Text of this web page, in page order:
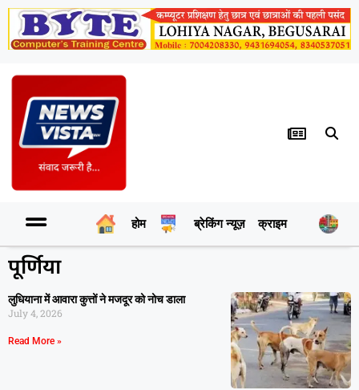
होम ब्रेकिंग न्यूज़ क्राइम
पूर्णिया
लुधियाना में आवारा कुत्तों ने मजदूर को नोच डाला
July 4, 2026
Read More »